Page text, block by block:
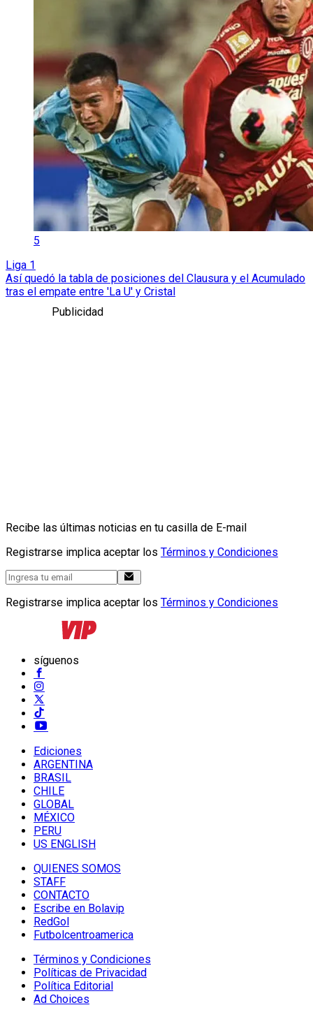
5
Liga 1
Así quedó la tabla de posiciones del Clausura y el Acumulado
tras el empate entre 'La U' y Cristal
Publicidad
Recibe las últimas noticias en tu casilla de E-mail
Registrarse implica aceptar los Términos y Condiciones
Registrarse implica aceptar los Términos y Condiciones
síguenos
Ediciones
ARGENTINA
BRASIL
CHILE
GLOBAL
MÉXICO
PERU
US ENGLISH
QUIENES SOMOS
STAFF
CONTACTO
Escribe en Bolavip
RedGol
Futbolcentroamerica
Términos y Condiciones
Políticas de Privacidad
Política Editorial
Ad Choices